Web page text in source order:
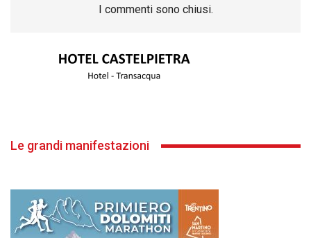
I commenti sono chiusi.
Le grandi manifestazioni